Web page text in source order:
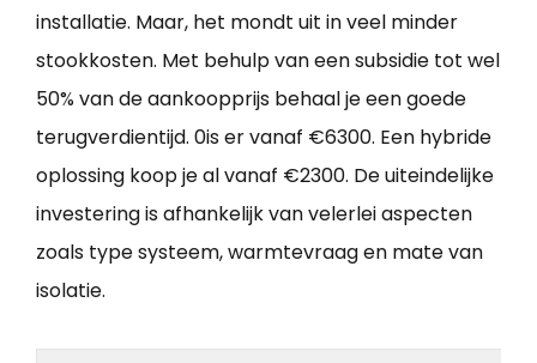
installatie. Maar, het mondt uit in veel minder
stookkosten. Met behulp van een subsidie tot wel
50% van de aankoopprijs behaal je een goede
terugverdientijd. 0is er vanaf €6300. Een hybride
oplossing koop je al vanaf €2300. De uiteindelijke
investering is afhankelijk van velerlei aspecten
zoals type systeem, warmtevraag en mate van
isolatie.